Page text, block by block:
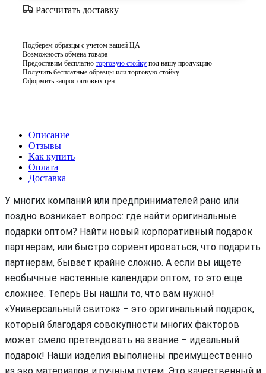
Рассчитать доставку
Подберем образцы с учетом вашей ЦА
Возможность обмена товара
Предоставим бесплатно торговую стойку под нашу продукцию
Получить бесплатные образцы или торговую стойку
Оформить запрос оптовых цен
Описание
Отзывы
Как купить
Оплата
Доставка
У многих компаний или предпринимателей рано или
поздно возникает вопрос: где найти оригинальные
подарки оптом? Найти новый корпоративный подарок
партнерам, или быстро сориентироваться, что подарить
партнерам, бывает крайне сложно. А если вы ищете
необычные настенные календари оптом, то это еще
сложнее. Теперь Вы нашли то, что вам нужно!
«Универсальный свиток» – это оригинальный подарок,
который благодаря совокупности многих факторов
может смело претендовать на звание – идеальный
подарок! Наши изделия выполнены преимущественно